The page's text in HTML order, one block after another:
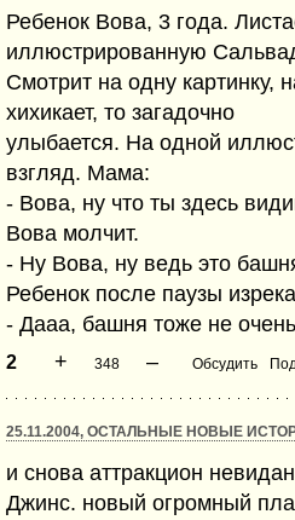
Ребенок Вова, 3 года.
иллюстрированную
Смотрит на одну картинку,
хихикает, то загадочно
улыбается. На одной
взгляд. Мама:
- Вова, ну что ты здесь
Вова молчит.
- Ну Вова, ну ведь это
Ребенок после паузы
- Дааа, башня тоже не
2 + 348 – Обсудить
25.11.2004, ОСТАЛЬНЫЕ НОВЫЕ
и снова аттракцион
Джинс. новый огромный